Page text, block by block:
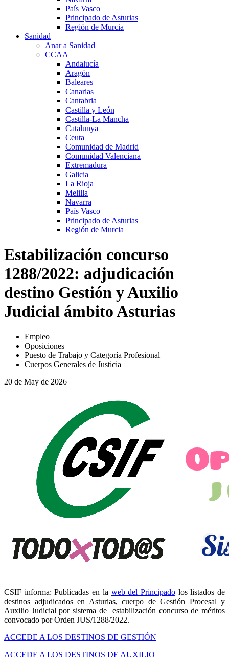
País Vasco
Principado de Asturias
Región de Murcia
Sanidad
Anar a Sanidad
CCAA
Andalucía
Aragón
Baleares
Canarias
Cantabria
Castilla y León
Castilla-La Mancha
Catalunya
Ceuta
Comunidad de Madrid
Comunidad Valenciana
Extremadura
Galicia
La Rioja
Melilla
Navarra
País Vasco
Principado de Asturias
Región de Murcia
Estabilización concurso
1288/2022: adjudicación
destino Gestión y Auxilio
Judicial ámbito Asturias
Empleo
Oposiciones
Puesto de Trabajo y Categoría Profesional
Cuerpos Generales de Justicia
20 de May de 2026
CSIF informa:Publicadas en la web del Principadolos listados de
destinos adjudicados en Asturias, cuerpo de Gestión Procesal y
Auxilio Judicial por sistema de estabilización concurso de méritos
convocado por Orden JUS/1288/2022.
ACCEDE A LOS DESTINOS DE GESTIÓN
ACCEDE A LOS DESTINOS DE AUXILIO